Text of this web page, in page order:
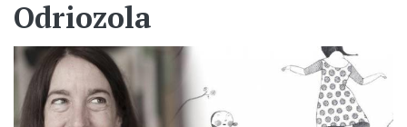
Odriozola